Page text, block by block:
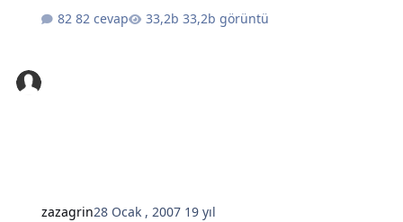
82 cevap
33,2b görüntü
zazagrin28 Ocak , 2007 19 yıl